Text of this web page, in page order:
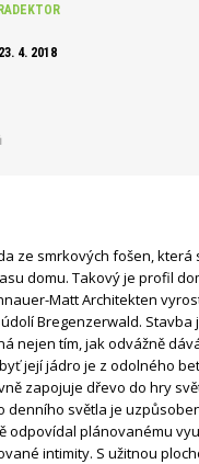
RADEKTOR
23. 4. 2018
ze smrkových fošen, která
domu. Takový je profil
Matt Architekten
Bregenzerwald. Stavba
nejen tím, jak odvážně
její jádro je z odolného
zapojuje dřevo do hry
denního světla je
odpovídal plánovanému
intimity. S užitnou